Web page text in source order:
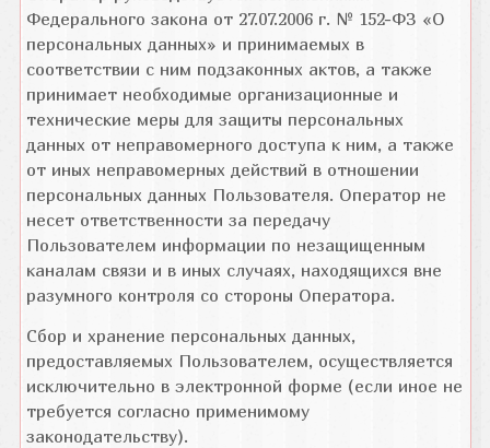
Федерального закона от 27.07.2006 г. № 152-ФЗ «О
персональных данных» и принимаемых в
соответствии с ним подзаконных актов, а также
принимает необходимые организационные и
технические меры для защиты персональных
данных от неправомерного доступа к ним, а также
от иных неправомерных действий в отношении
персональных данных Пользователя. Оператор не
несет ответственности за передачу
Пользователем информации по незащищенным
каналам связи и в иных случаях, находящихся вне
разумного контроля со стороны Оператора.
Сбор и хранение персональных данных,
предоставляемых Пользователем, осуществляется
исключительно в электронной форме (если иное не
требуется согласно применимому
законодательству).